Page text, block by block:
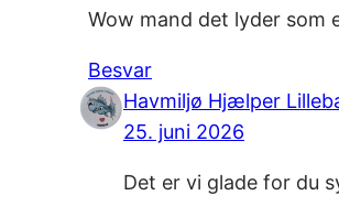
Wow mand det lyder som
Besvar
Havmiljø Hjælper
25. juni 2026
Det er vi glade for du